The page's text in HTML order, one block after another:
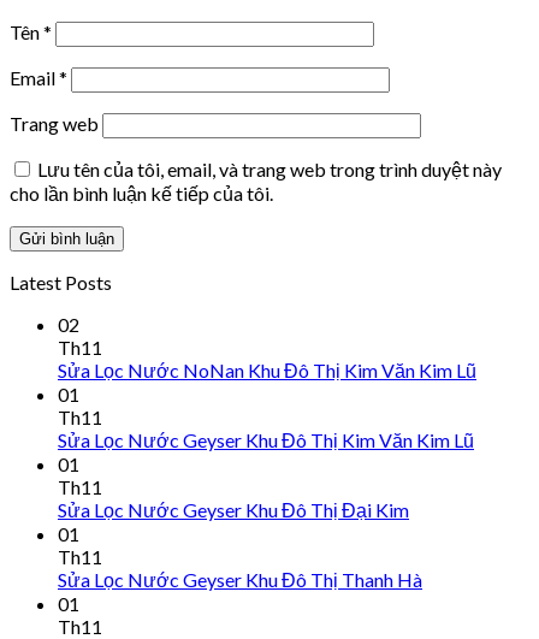
Tên*
Email*
Trang web
Lưu tên của tôi, email, và trang web trong trình duyệt này
cho lần bình luận kế tiếp của tôi.
Latest Posts
02
Th11
Sửa Lọc Nước NoNan Khu Đô Thị Kim Văn Kim Lũ
01
Th11
Sửa Lọc Nước Geyser Khu Đô Thị Kim Văn Kim Lũ
01
Th11
Sửa Lọc Nước Geyser Khu Đô Thị Đại Kim
01
Th11
Sửa Lọc Nước Geyser Khu Đô Thị Thanh Hà
01
Th11